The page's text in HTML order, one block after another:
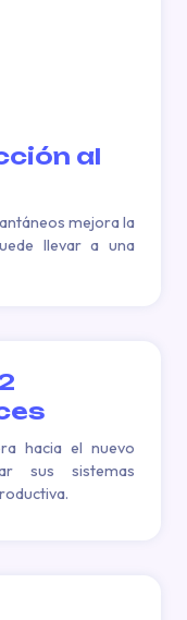
al
mejora la
llevar a una
hacia el nuevo
sus sistemas